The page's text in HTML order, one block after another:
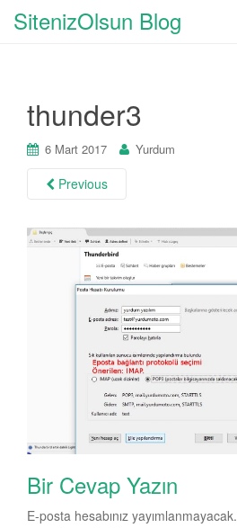
SitenizOlsun Blog
thunder3
6 Mart 2017 Yurdum
Previous
Bir Cevap Yazın
E-posta hesabınız yayımlanmayacak.